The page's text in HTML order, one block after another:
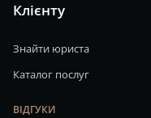
Клієнту
Знайти юриста
Каталог послуг
ВІДГУКИ